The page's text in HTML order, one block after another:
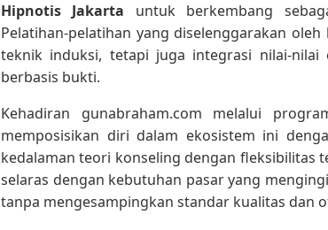
Hipnotis Jakarta untuk berkembang
Pelatihan-pelatihan yang diselenggarakan
teknik induksi, tetapi juga integrasi nilai-
berbasis bukti.
Kehadiran gunabraham.com melalui
memposisikan diri dalam ekosistem ini
kedalaman teori konseling dengan fleksibilitas
selaras dengan kebutuhan pasar yang
tanpa mengesampingkan standar kualitas dan